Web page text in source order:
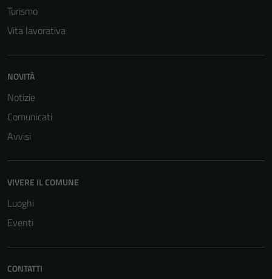
Turismo
Vita lavorativa
NOVITÀ
Notizie
Comunicati
Avvisi
VIVERE IL COMUNE
Luoghi
Eventi
CONTATTI